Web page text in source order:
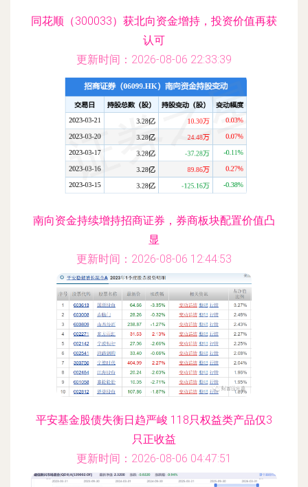
同花顺（300033）获北向资金增持，投资价值再获
认可
更新时间：2026-08-06 22:33:39
南向资金持续增持招商证券，券商板块配置价值凸
显
更新时间：2026-08-06 12:44:53
平安基金股债失衡日趋严峻 118只权益类产品仅3
只正收益
更新时间：2026-08-06 04:47:51